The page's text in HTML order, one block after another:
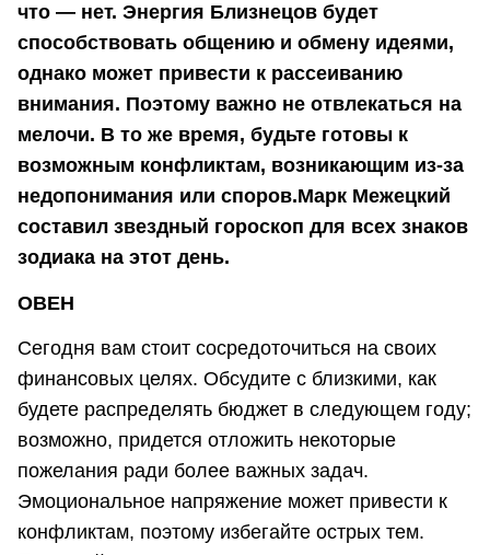
что — нет. Энергия Близнецов будет
способствовать общению и обмену идеями,
однако может привести к рассеиванию
внимания. Поэтому важно не отвлекаться на
мелочи. В то же время, будьте готовы к
возможным конфликтам, возникающим из-за
недопонимания или споров.Марк Межецкий
составил звездный гороскоп для всех знаков
зодиака на этот день.
ОВЕН
Сегодня вам стоит сосредоточиться на своих
финансовых целях. Обсудите с близкими, как
будете распределять бюджет в следующем году;
возможно, придется отложить некоторые
пожелания ради более важных задач.
Эмоциональное напряжение может привести к
конфликтам, поэтому избегайте острых тем.